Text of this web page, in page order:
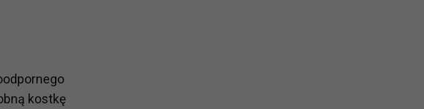
kostkę
tzw. uzasadniony interes administratora.
odbywać się na podstawie Twojej dobrowolnej